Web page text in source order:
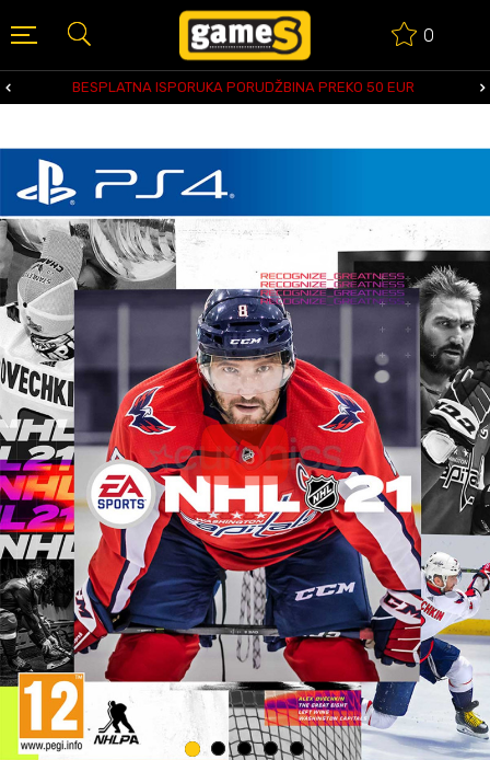
0
BESPLATNA ISPORUKA PORUDŽBINA PREKO 50 EUR
1 2 3 4 5